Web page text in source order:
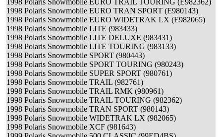
1998 Polaris Snowmobile EURO TRAIL TOURING (E982362)
1998 Polaris Snowmobile EURO TRAN SPORT (E980143)
1998 Polaris Snowmobile EURO WIDETRAK LX (E982065)
1998 Polaris Snowmobile LITE (983433)
1998 Polaris Snowmobile LITE DELUXE (983431)
1998 Polaris Snowmobile LITE TOURING (983133)
1998 Polaris Snowmobile SPORT (980443)
1998 Polaris Snowmobile SPORT TOURING (980243)
1998 Polaris Snowmobile SUPER SPORT (980761)
1998 Polaris Snowmobile TRAIL (982761)
1998 Polaris Snowmobile TRAIL RMK (980961)
1998 Polaris Snowmobile TRAIL TOURING (982362)
1998 Polaris Snowmobile TRAN SPORT (980143)
1998 Polaris Snowmobile WIDETRAK LX (982065)
1998 Polaris Snowmobile XCF (981643)